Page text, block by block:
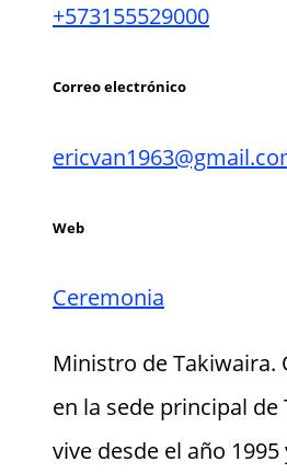
+573155529000
Correo electrónico
Web
Ceremonia
Ministro de Takiwaira.
en la sede principal
vive desde el año